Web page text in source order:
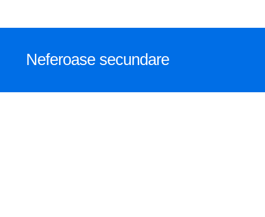
Neferoase secundare